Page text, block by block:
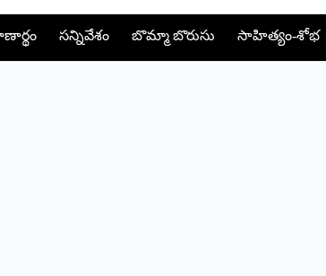
సన్నివేశం బొమ్మా బొరుసు సాహిత్యం-శోభ